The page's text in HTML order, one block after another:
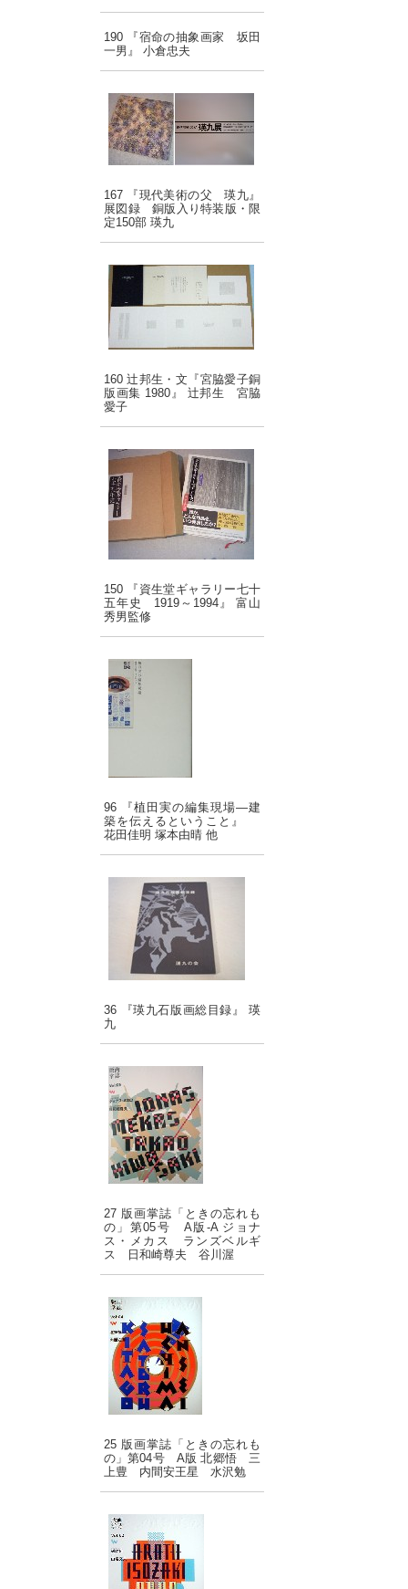
190 『宿命の抽象画家 坂田
一男』 小倉忠夫
167 『現代美術の父 瑛九』
展図録 銅版入り特装版・限
定150部 瑛九
160 辻邦生・文『宮脇愛子銅
版画集 1980』 辻邦生 宮脇
愛子
150 『資生堂ギャラリー七十
五年史 1919～1994』 富山
秀男監修
96 『植田実の編集現場―建
築を伝えるということ』
花田佳明 塚本由晴 他
36 『瑛九石版画総目録』 瑛
九
27 版画掌誌「ときの忘れも
の」第05号 A版-A ジョナ
ス・メカス ランズベルギ
ス 日和崎尊夫 谷川渥
25 版画掌誌「ときの忘れも
の」第04号 A版 北郷悟 三
上豊 内間安王星 水沢勉